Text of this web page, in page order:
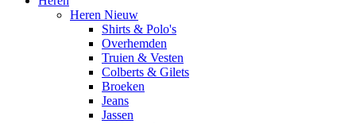
Heren Nieuw
Shirts & Polo's
Overhemden
Truien & Vesten
Colberts & Gilets
Broeken
Jeans
Jassen